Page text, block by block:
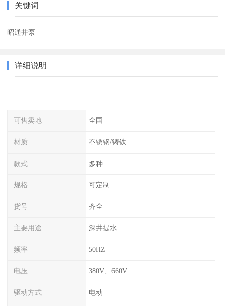
关键词
昭通井泵
详细说明
可售卖地 全国
材质 不锈钢/铸铁
款式 多种
规格 可定制
货号 齐全
主要用途 深井提水
频率 50HZ
电压 380V、660V
驱动方式 电动